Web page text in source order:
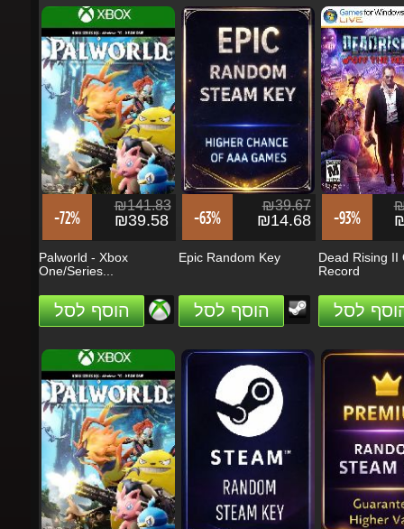
-72%
₪141.83
₪39.58
Palworld - Xbox
הוסף לסל
-63%
₪39.67
₪14.68
Epic Random Key
-93%
Dead Rising II
הוסף לסל
-72%
₪141.83
₪39.58 -88%
₪39.67
₪4.73 -81%